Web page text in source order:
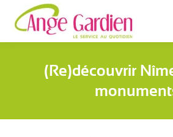
(Re)découvrir